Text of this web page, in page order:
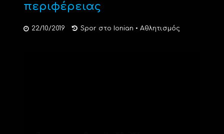
περιφέρειας
22/10/2019 Spor στο Ionian • Αθλητισμός